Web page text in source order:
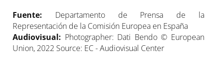
Fuente: Departamento de Prensa de la
Representación de la Comisión Europea en España
Audiovisual: Photographer: Dati Bendo © European
Union, 2022 Source: EC - Audiovisual Center